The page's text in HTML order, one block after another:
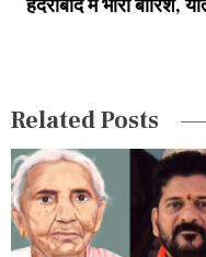
o
n
हैदराबाद में भारी बारिश,
Related Posts